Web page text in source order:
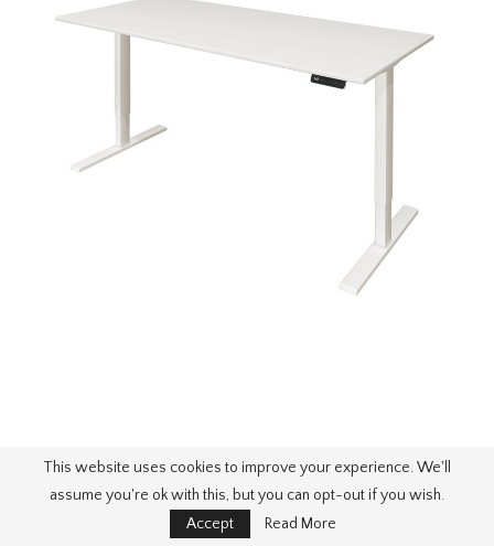
This website uses cookies to improve your experience. We'll
assume you're ok with this, but you can opt-out if you wish.
Accept
Read More